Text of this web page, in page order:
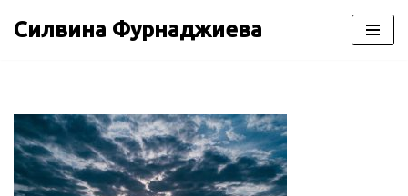
Силвина Фурнаджиева